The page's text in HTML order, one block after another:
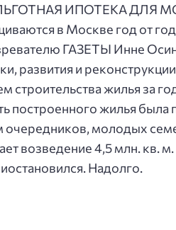
ЛЬГОТНАЯ ИПОТЕКА
в Москве год от
ГАЗЕТЫ Инне
развития и
жилья за
построенного жилья
молодых
возведение 4,5 млн. кв.
Надолго.